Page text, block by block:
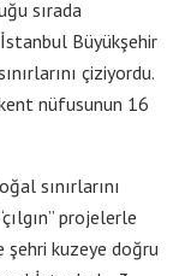
sırada
Büyükşehir
çiziyordu.
nüfusunun 16
sınırlarını
projelerle
şehri kuzeye doğru